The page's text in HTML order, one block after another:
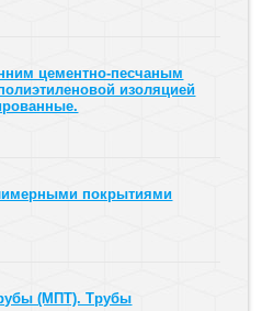
цементно-песчаным
изоляцией
покрытиями
(МПТ). Трубы